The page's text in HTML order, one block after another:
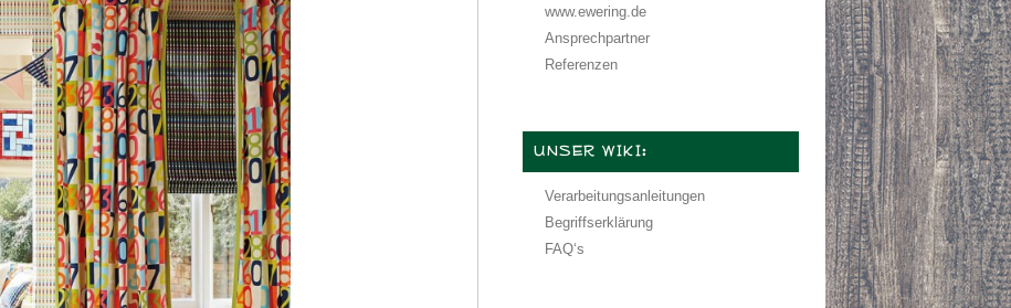
www.ewering.de
Ansprechpartner
Referenzen
UNSER WIKI:
Verarbeitungsanleitungen
Begriffserklärung
FAQ‘s